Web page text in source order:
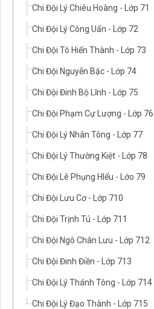
Chi Đội Lý Chiêu Hoàng - Lớp 71
Chi Đội Lý Công Uẩn - Lớp 72
Chi Đội Tô Hiến Thành - Lớp 73
Chi Đội Nguyễn Bặc - Lớp 74
Chi Đội Đinh Bộ Lĩnh - Lớp 75
Chi Đội Phạm Cự Lượng - Lớp 76
Chi Đội Lý Nhân Tông - Lớp 77
Chi Đội Lý Thường Kiệt - Lớp 78
Chi Đội Lê Phụng HIểu - Lớo 79
Chi Đội Lưu Cơ - Lớp 710
Chi Đội Trịnh Tú - Lớp 711
Chi Đội Ngô Chân Lưu - Lớp 712
Chi Đội Đinh Điền - Lớp 713
Chi Đội Lý Thánh Tông - Lớp 714
Chi Đội Lý Đạo Thành - Lớp 715